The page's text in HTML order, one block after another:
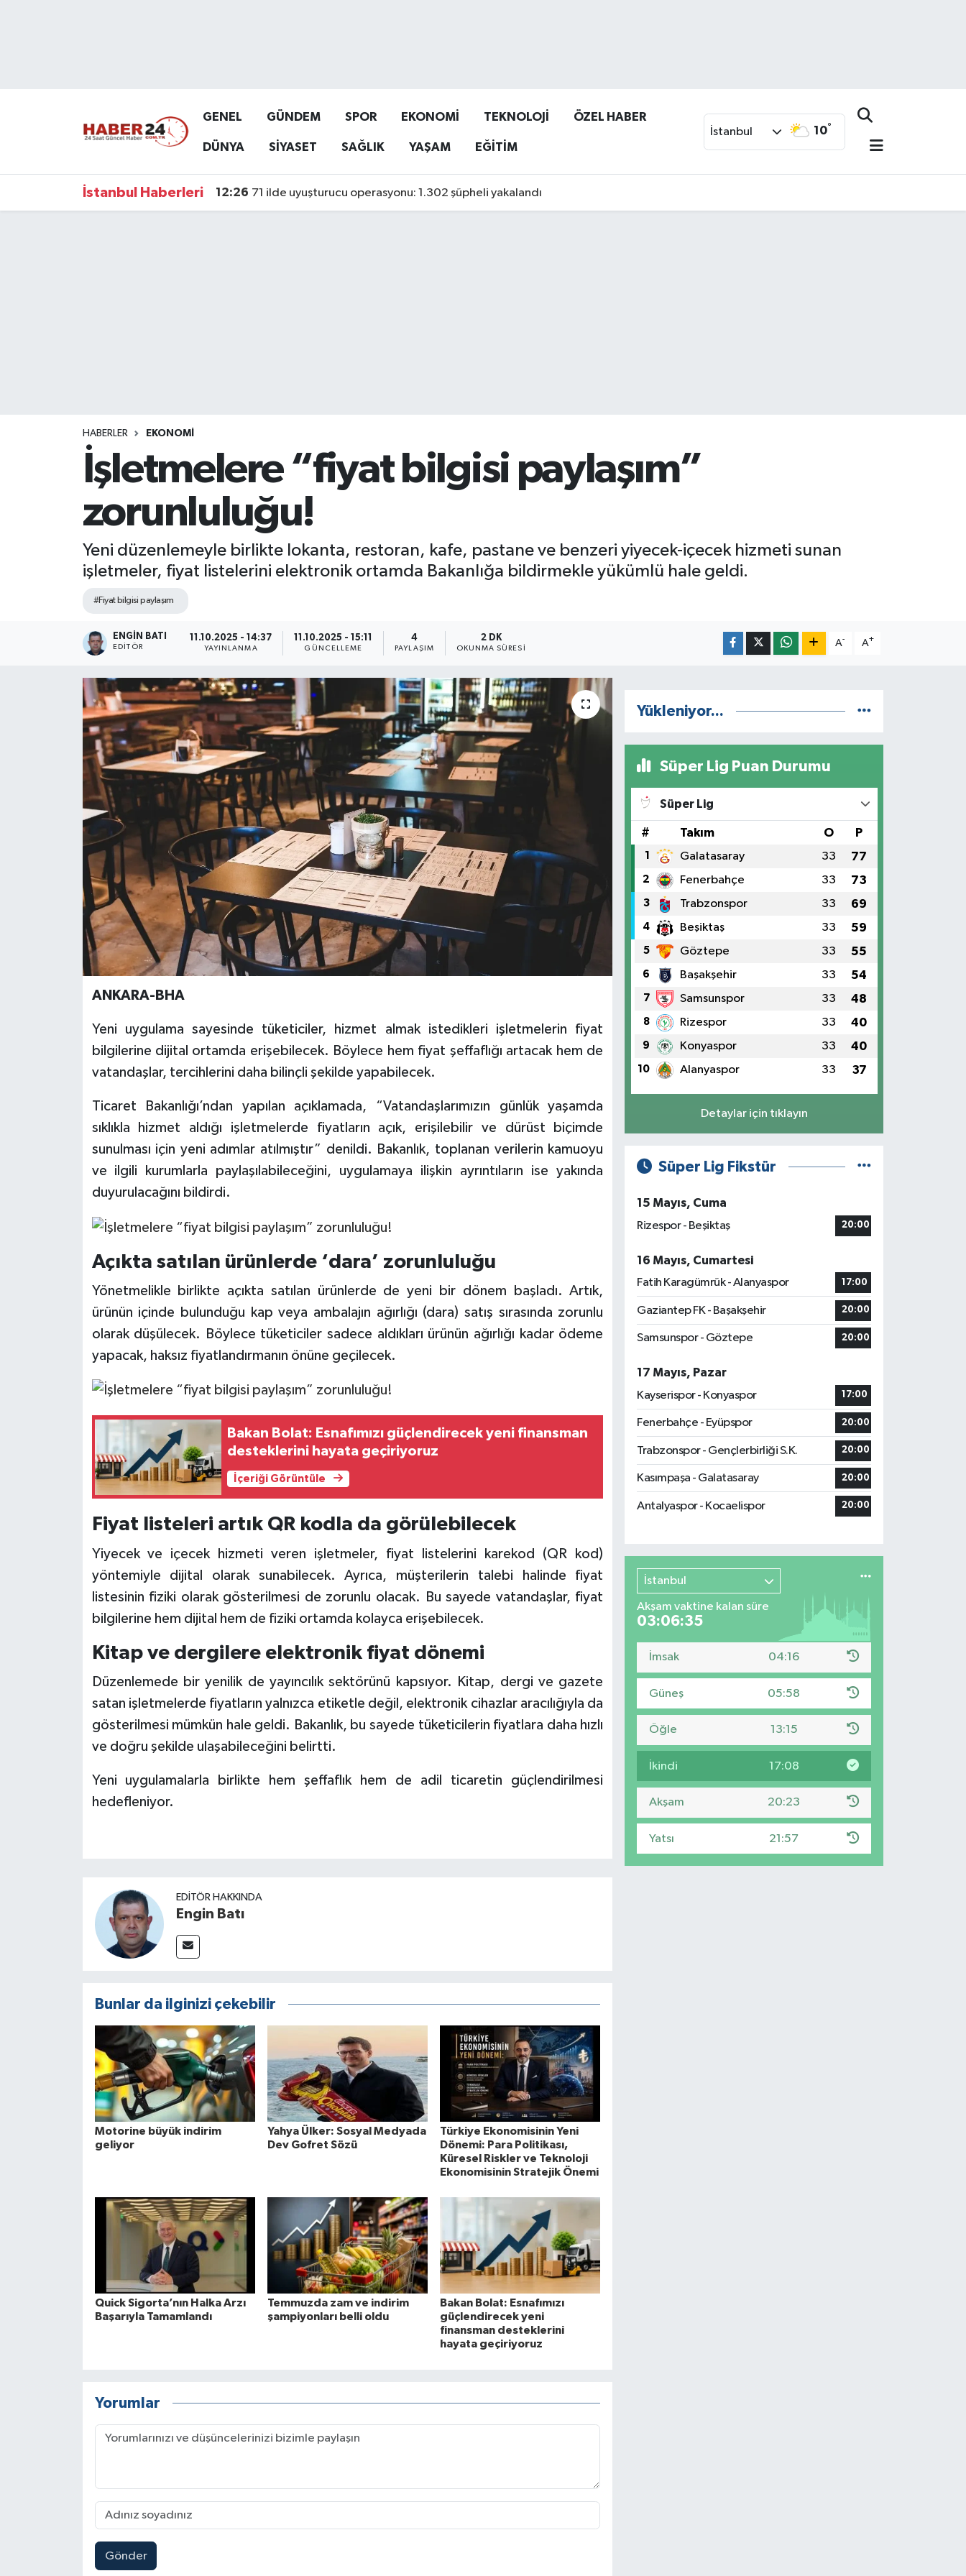
GENEL GÜNDEM SPOR EKONOMİ TEKNOLOJİ ÖZEL HABER
DÜNYA SİYASET SAĞLIK YAŞAM EĞİTİM
İstanbul 10°
İstanbul Haberleri 12:26 71 ilde uyuşturucu operasyonu: 1.302 şüpheli yakalandı
HABERLER EKONOMİ
İşletmelere “fiyat bilgisi paylaşım”
zorunluluğu!
Yeni düzenlemeyle birlikte lokanta, restoran, kafe, pastane ve benzeri yiyecek-içecek hizmeti sunan
işletmeler, fiyat listelerini elektronik ortamda Bakanlığa bildirmekle yükümlü hale geldi.
#Fiyat bilgisi paylaşım
ENGIN BATI
EDITÖR
11.10.2025 - 14:37
YAYINLANMA
11.10.2025 - 15:11
GÜNCELLEME
4
PAYLAŞIM
2 DK
OKUNMA SÜRESI
A- A+
ANKARA-BHA
Yeni uygulama sayesinde tüketiciler, hizmet almak istedikleri işletmelerin fiyat
bilgilerine dijital ortamda erişebilecek. Böylece hem fiyat şeffaflığı artacak hem de
vatandaşlar, tercihlerini daha bilinçli şekilde yapabilecek.
Ticaret Bakanlığı’ndan yapılan açıklamada, “Vatandaşlarımızın günlük yaşamda
sıklıkla hizmet aldığı işletmelerde fiyatların açık, erişilebilir ve dürüst biçimde
sunulması için yeni adımlar atılmıştır” denildi. Bakanlık, toplanan verilerin kamuoyu
ve ilgili kurumlarla paylaşılabileceğini, uygulamaya ilişkin ayrıntıların ise yakında
duyurulacağını bildirdi.
Açıkta satılan ürünlerde ‘dara’ zorunluluğu
Yönetmelikle birlikte açıkta satılan ürünlerde de yeni bir dönem başladı. Artık,
ürünün içinde bulunduğu kap veya ambalajın ağırlığı (dara) satış sırasında zorunlu
olarak düşülecek. Böylece tüketiciler sadece aldıkları ürünün ağırlığı kadar ödeme
yapacak, haksız fiyatlandırmanın önüne geçilecek.
Bakan Bolat: Esnafımızı güçlendirecek yeni finansman
desteklerini hayata geçiriyoruz
İçeriği Görüntüle
Fiyat listeleri artık QR kodla da görülebilecek
Yiyecek ve içecek hizmeti veren işletmeler, fiyat listelerini karekod (QR kod)
yöntemiyle dijital olarak sunabilecek. Ayrıca, müşterilerin talebi halinde fiyat
listesinin fiziki olarak gösterilmesi de zorunlu olacak. Bu sayede vatandaşlar, fiyat
bilgilerine hem dijital hem de fiziki ortamda kolayca erişebilecek.
Kitap ve dergilere elektronik fiyat dönemi
Düzenlemede bir yenilik de yayıncılık sektörünü kapsıyor. Kitap, dergi ve gazete
satan işletmelerde fiyatların yalnızca etiketle değil, elektronik cihazlar aracılığıyla da
gösterilmesi mümkün hale geldi. Bakanlık, bu sayede tüketicilerin fiyatlara daha hızlı
ve doğru şekilde ulaşabileceğini belirtti.
Yeni uygulamalarla birlikte hem şeffaflık hem de adil ticaretin güçlendirilmesi
hedefleniyor.
EDITÖR HAKKINDA
Engin Batı
Bunlar da ilginizi çekebilir
Motorine büyük indirim
geliyor
Yahya Ülker: Sosyal Medyada
Dev Gofret Sözü
Türkiye Ekonomisinin Yeni
Dönemi: Para Politikası,
Küresel Riskler ve Teknoloji
Ekonomisinin Stratejik Önemi
Quick Sigorta’nın Halka Arzı
Başarıyla Tamamlandı
Temmuzda zam ve indirim
şampiyonları belli oldu
Bakan Bolat: Esnafımızı
güçlendirecek yeni
finansman desteklerini
hayata geçiriyoruz
Yorumlar
Gönder
Yükleniyor...
Süper Lig Puan Durumu
Süper Lig
# Takım O P
1 Galatasaray 33 77
2 Fenerbahçe 33 73
3 Trabzonspor 33 69
4 Beşiktaş 33 59
5 Göztepe 33 55
6 Başakşehir 33 54
7 Samsunspor 33 48
8 Rizespor 33 40
9 Konyaspor 33 40
10 Alanyaspor 33 37
Detaylar için tıklayın
Süper Lig Fikstür
15 Mayıs, Cuma
Rizespor - Beşiktaş
20:00
16 Mayıs, Cumartesi
Fatih Karagümrük - Alanyaspor
17:00
Gaziantep FK - Başakşehir 20:00
Samsunspor - Göztepe 20:00
17 Mayıs, Pazar
Kayserispor - Konyaspor
17:00
Fenerbahçe - Eyüpspor 20:00
Trabzonspor - Gençlerbirliği S.K. 20:00
Kasımpaşa - Galatasaray 20:00
Antalyaspor - Kocaelispor 20:00
İstanbul
Akşam vaktine kalan süre
03:06:34
İmsak 04:16
Güneş 05:58
Öğle 13:15
İkindi 17:08
Akşam 20:23
Yatsı 21:57
Namaz Vakitleri
Süper Lig Puan Durumu ve Fikstür